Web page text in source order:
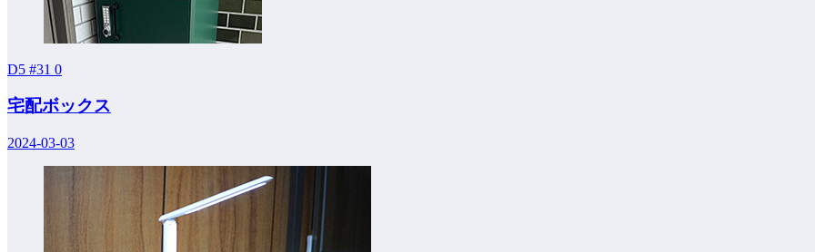
D5 #31 0
宅配ボックス
2024-03-03